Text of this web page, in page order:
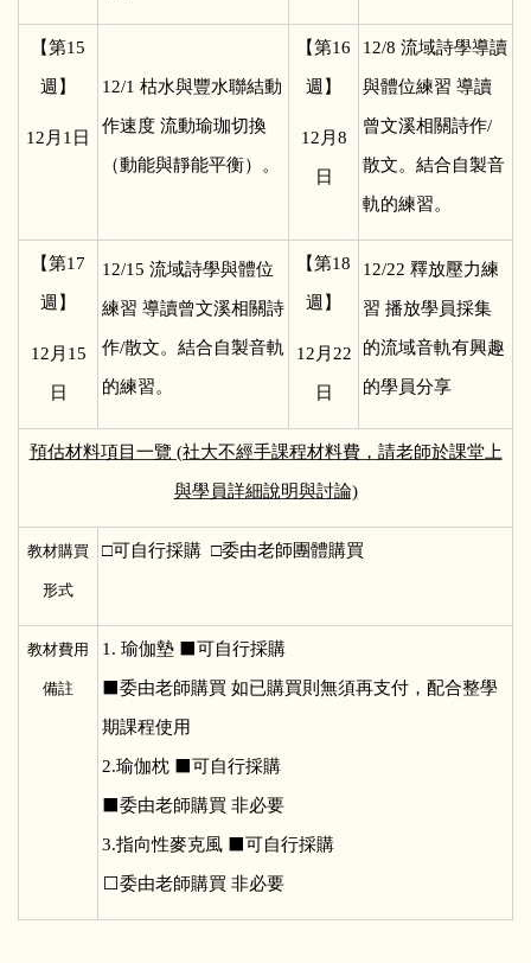
【第15
週】
12 月1日
12/1 枯水與豐水聯結動
作速度 流動瑜珈切換
（動能與靜能平衡）。
【第16
週】
12 月8
日
12/8 流域詩學導讀
與體位練習 導讀
曾文溪相關詩作/
散文。結合自製音
軌的練習。
【第17
週】
12 月15
日
12/15 流域詩學與體位
練習 導讀曾文溪相關詩
作/散文。結合自製音軌
的練習。
【第18
週】
12 月22
日
12/22 釋放壓力練
習 播放學員採集
的流域音軌有興趣
的學員分享
預估材料項目一覽 (社大不經手課程材料費，請老師於課堂上
與學員詳細說明與討論)
教材購買
形式
□可自行採購 □委由老師團體購買
教材費用
備註
1. 瑜伽墊 ⬛可自行採購
⬛委由老師購買 如已購買則無須再支付，配合整學
期課程使用
2.瑜伽枕 ⬛可自行採購
⬛委由老師購買 非必要
3.指向性麥克風 ⬛可自行採購
⬜委由老師購買 非必要